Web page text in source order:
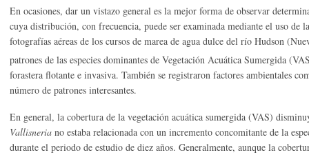
En ocasiones, dar un vistazo general es la mejor forma de observar
cuya distribución, con frecuencia, puede ser examinada mediante el uso de
fotografías aéreas de los cursos de marea de agua dulce del río Hudson
patrones de las especies dominantes de Vegetación Acuática Sumergida
forastera flotante e invasiva. También se registraron factores ambientales
número de patrones interesantes.
En general, la cobertura de la vegetación acuática sumergida (VAS)
Vallisneria no estaba relacionada con un incremento concomitante de la
durante el periodo de estudio de diez años. Generalmente, aunque la